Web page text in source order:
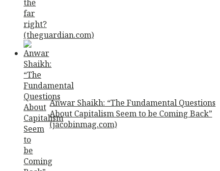
Anwar Shaikh: “The Fundamental Questions
About Capitalism Seem to be Coming Back”
(jacobinmag.com)